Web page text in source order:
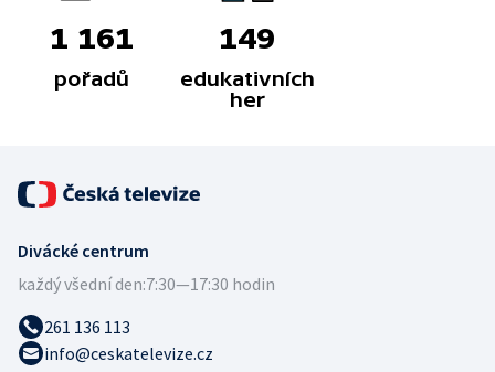
1 161
pořadů
149
edukativních
her